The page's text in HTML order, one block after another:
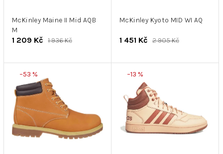
ů
d
u
k
McKinley Maine II Mid AQB
M
1 209 Kč 1 936 Kč
McKinley Kyoto MID WI AQ
1 451 Kč 2 905 Kč
–53 % –13 %